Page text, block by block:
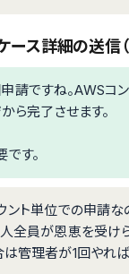
ース詳細の送信
請ですね。AWSコ
ら完了させます。
す。
ント単位での申請な
全員が恩恵を受け
管理者が1回やれば